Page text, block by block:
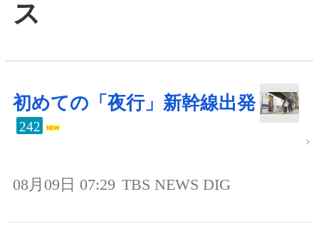
ス
初めての「夜行」新幹線出発
242
08月09日 07:29 TBS NEWS DIG